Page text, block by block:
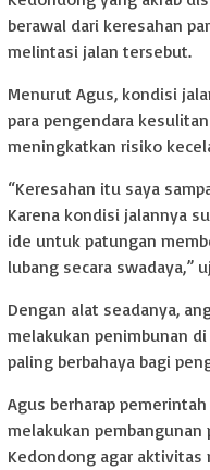
berawal dari keresahan
melintasi jalan tersebut.
Menurut Agus, kondisi
para pengendara
meningkatkan risiko
“Keresahan itu saya
Karena kondisi jalannya
ide untuk patungan
lubang secara swadaya,”
Dengan alat seadanya,
melakukan penimbunan
paling berbahaya bagi
Agus berharap
melakukan pembangunan
Kedondong agar aktivitas